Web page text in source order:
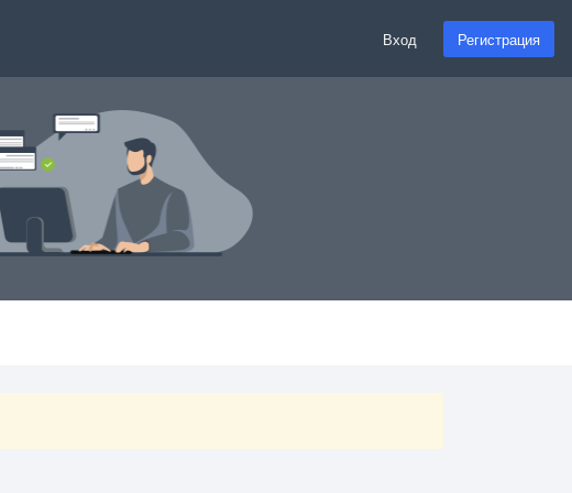
Вход Регистрация